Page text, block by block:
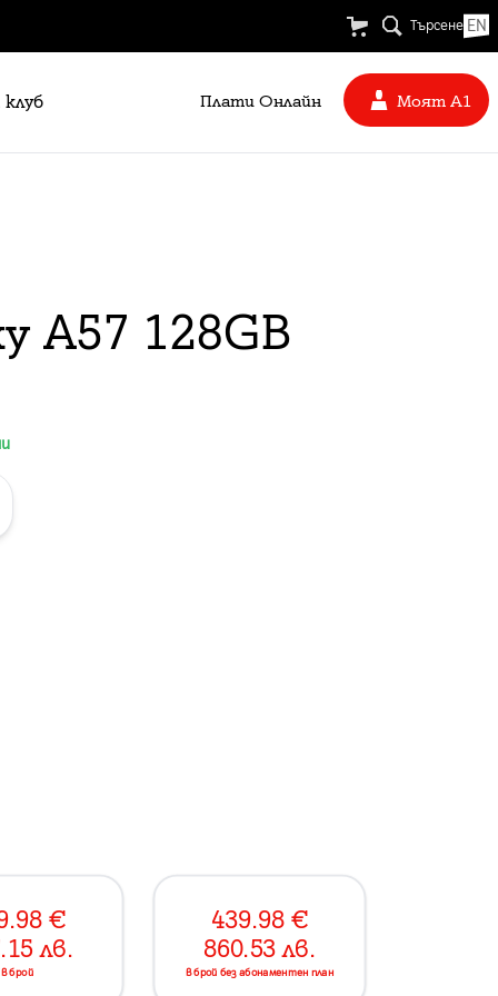
Търсене EN
Плати Oнлайн Моят А1
A57 128GB
€
лв.
в брой
439.98 €
860.53 лв.
в брой без абонаментен план